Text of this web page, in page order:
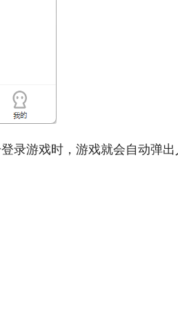
录游戏时，游戏就会自动弹